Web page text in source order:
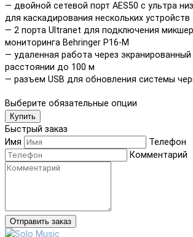
— двойной сетевой порт AES50 с ультра
для каскадирования нескольких устройств
— 2 порта Ultranet для подключения
мониторинга Behringer P16-M
— удаленная работа через
расстоянии до 100 м
— разъем USB для обновления системы
Выберите обязательные опции
Купить
Быстрый заказ
Имя
Телефон
Комментарий
Отправить заказ